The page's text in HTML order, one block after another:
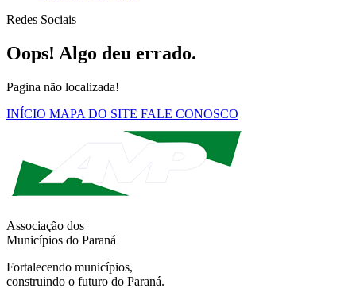
Redes Sociais
Oops! Algo deu errado.
Pagina não localizada!
INÍCIO MAPA DO SITE FALE CONOSCO
Associação dos
Municípios do Paraná
Fortalecendo municípios,
construindo o futuro do Paraná.